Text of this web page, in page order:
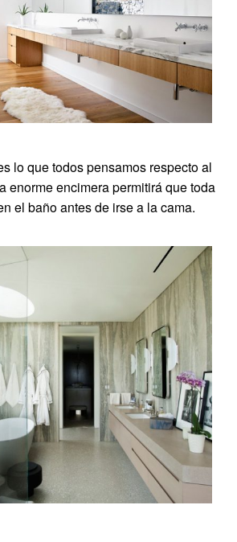
lo que todos pensamos respecto al
enorme encimera permitirá que toda
el baño antes de irse a la cama.